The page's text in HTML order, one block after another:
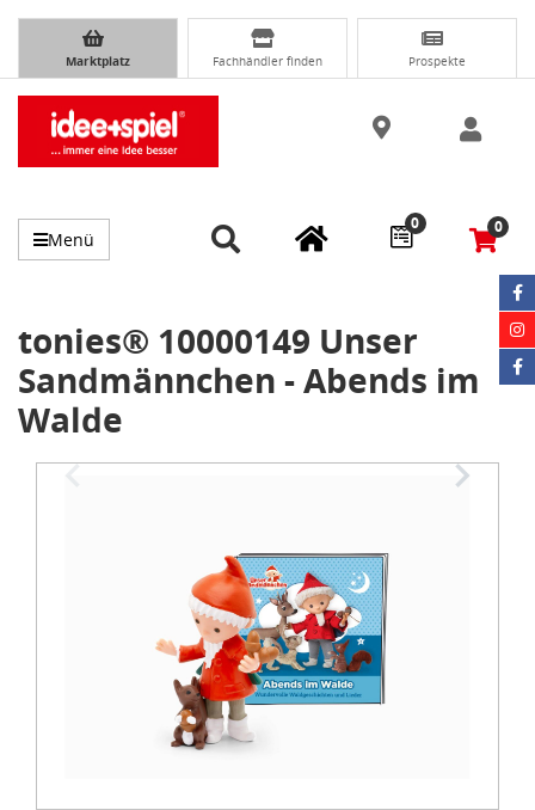
Marktplatz Fachhändler finden Prospekte
Menü
0 0
tonies® 10000149 Unser
Sandmännchen - Abends im
Walde